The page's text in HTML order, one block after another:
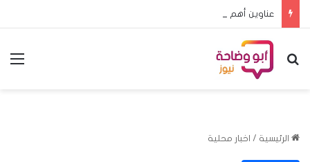
عناوين أهم الأخبار اليوم الجمعة ٧ اغسطس ٢٠٢٦م
بحث عن
الرئيسية / اخبار محلية